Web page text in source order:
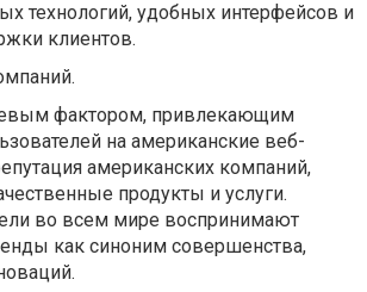
технологий, удобных интерфейсов и
клиентов.
фактором, привлекающим
на американские веб-
американских компаний,
продукты и услуги.
во всем мире воспринимают
как синоним совершенства,